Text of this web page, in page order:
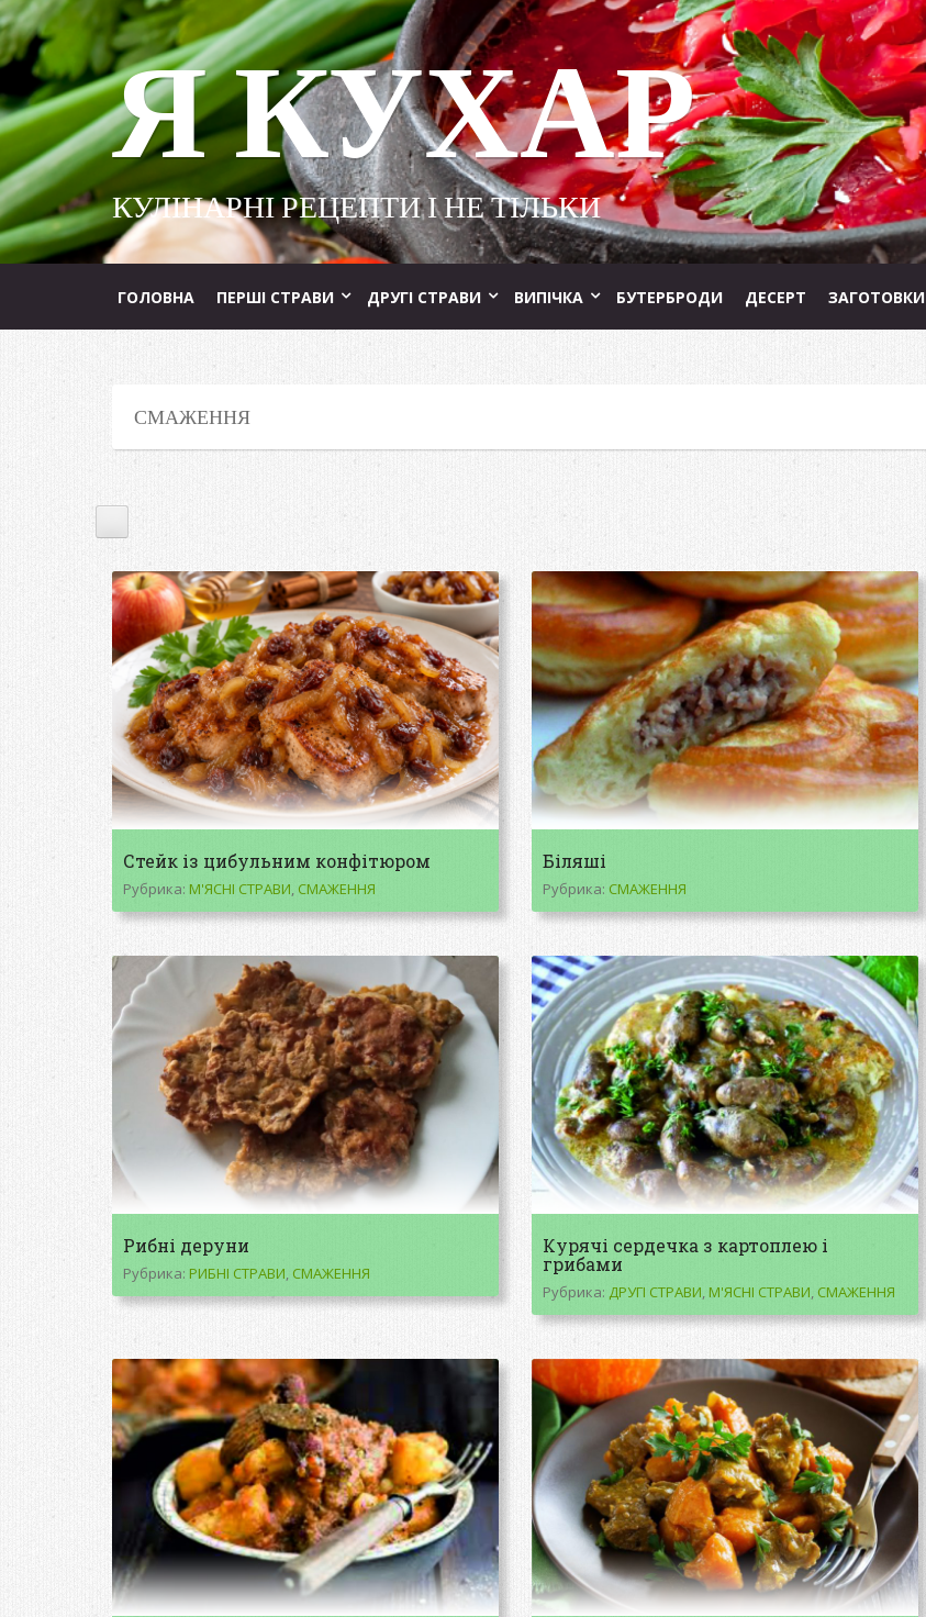
Я КУХАР
КУЛІНАРНІ РЕЦЕПТИ І НЕ ТІЛЬКИ
ГОЛОВНА ПЕРШІ СТРАВИ ДРУГІ СТРАВИ ВИПІЧКА БУТЕРБРОДИ ДЕСЕРТ ЗАГОТОВКИ
СМАЖЕННЯ
Стейк із цибульним конфітюром
Рубрика: М'ЯСНІ СТРАВИ, СМАЖЕННЯ
Біляші
Рубрика: СМАЖЕННЯ
Рибні деруни
Рубрика: РИБНІ СТРАВИ СМАЖЕННЯ
Курячі сердечка з картоплею і
грибами
Рубрика: ДРУГІ СТРАВИ ,М'ЯСНІ СТРАВИ СМАЖЕННЯ